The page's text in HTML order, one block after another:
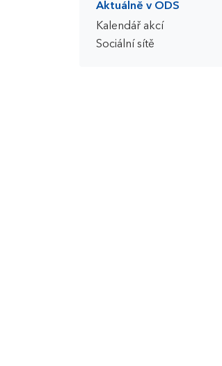
Aktuálně v ODS
Kalendář akcí
Sociální sítě